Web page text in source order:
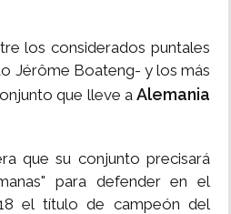
los considerados puntales
Jérôme Boateng- y los más
que lleve a Alemania
que su conjunto precisará
para defender en el
el título de campeón del